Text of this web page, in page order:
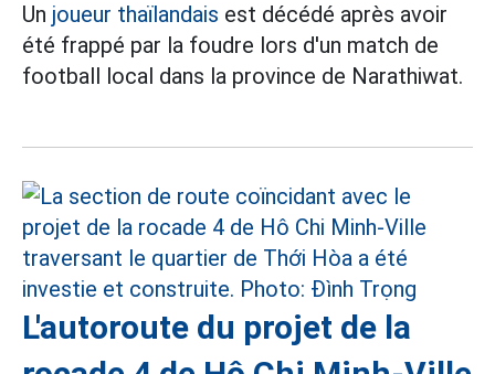
Un joueur thaïlandais est décédé après avoir
été frappé par la foudre lors d'un match de
football local dans la province de Narathiwat.
L'autoroute du projet de la